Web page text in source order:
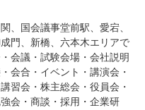
、国会議事堂前駅、愛宕、
門、新橋、六本木エリアで
会議・試験会場・会社説明
会合・イベント・講演会・
習会・株主総会・役員会・
会・商談・採用・企業研